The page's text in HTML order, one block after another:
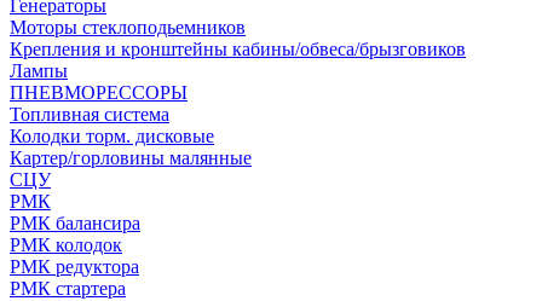
Генераторы
Моторы стеклоподьемников
Крепления и кронштейны кабины/обвеса/брызговиков
Лампы
ПНЕВМОРЕССОРЫ
Топливная система
Колодки торм. дисковые
Картер/горловины малянные
СЦУ
РМК
РМК балансира
РМК колодок
РМК редуктора
РМК стартера